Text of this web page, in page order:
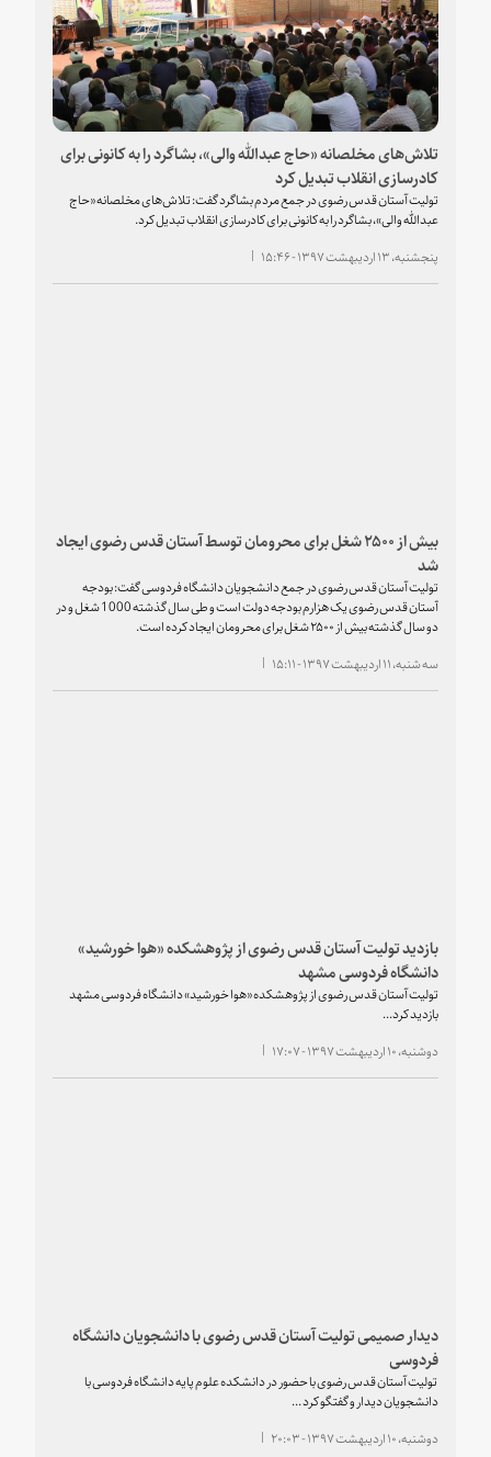
تلاش‌های مخلصانه «حاج عبدالله والی»، بشاگرد را به کانونی برای
کادرسازی انقلاب تبدیل کرد
تولیت آستان قدس رضوی در جمع مردم بشاگرد گفت: تلاش‌های مخلصانه «حاج
عبدالله والی»، بشاگرد را به کانونی برای کادرسازی انقلاب تبدیل کرد.
پنجشنبه، ۱۳ اردیبهشت ۱۳۹۷ - ۱۵:۴۶
بیش از ۲۵۰۰ شغل برای محرومان توسط آستان قدس رضوی ایجاد
شد
تولیت آستان قدس رضوی در جمع دانشجویان دانشگاه فردوسی گفت: بودجه
آستان قدس رضوی یک هزارم بودجه دولت است و طی سال گذشته 1000 شغل و در
دو سال گذشته بیش از ۲۵۰۰ شغل برای محرومان ایجاد کرده است.
سه شنبه، ۱۱ اردیبهشت ۱۳۹۷ - ۱۵:۱۱
بازدید تولیت آستان قدس رضوی از پژوهشکده «هوا خورشید»
دانشگاه فردوسی مشهد
تولیت آستان قدس رضوی از پژوهشکده «هوا خورشید» دانشگاه فردوسی مشهد
بازدید کرد...
دوشنبه، ۱۰ اردیبهشت ۱۳۹۷ - ۱۷:۰۷
دیدار صمیمی تولیت آستان قدس رضوی با دانشجویان دانشگاه
فردوسی
تولیت آستان قدس رضوی با حضور در دانشکده علوم پایه دانشگاه فردوسی با
دانشجویان دیدار و گفتگو کرد ...
دوشنبه، ۱۰ اردیبهشت ۱۳۹۷ - ۲۰:۰۳